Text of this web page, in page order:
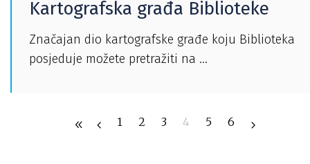
Kartografska građa Biblioteke
Značajan dio kartografske građe koju Biblioteka
posjeduje možete pretražiti na
1 2 3 4 5 6